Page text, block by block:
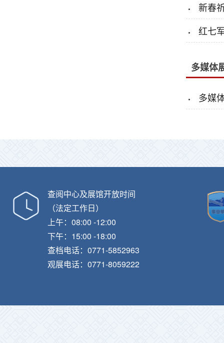
新春
红七
多媒体
多媒
查阅中心及展馆开放时间
（法定工作日）
上午：08:00 -12:00
下午：15:00 -18:00
查档电话：0771-5852963
观展电话：0771-8059222